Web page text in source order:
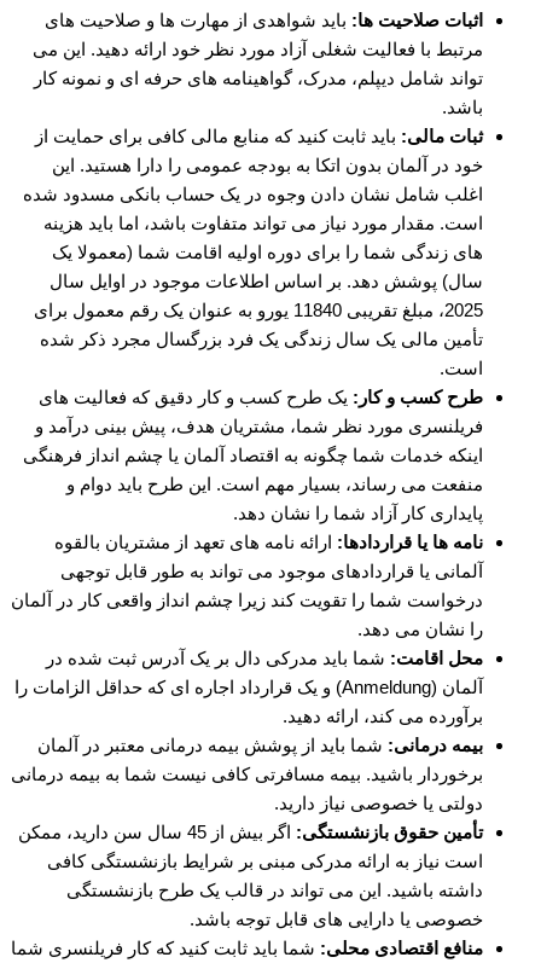
اثبات صلاحیت ها: باید شواهدی از مهارت ها و صلاحیت های
مرتبط با فعالیت شغلی آزاد مورد نظر خود ارائه دهید. این می
تواند شامل دیپلم، مدرک، گواهینامه های حرفه ای و نمونه کار
باشد.
ثبات مالی: باید ثابت کنید که منابع مالی کافی برای حمایت از
خود در آلمان بدون اتکا به بودجه عمومی را دارا هستید. این
اغلب شامل نشان دادن وجوه در یک حساب بانکی مسدود شده
است. مقدار مورد نیاز می تواند متفاوت باشد، اما باید هزینه
های زندگی شما را برای دوره اولیه اقامت شما (معمولا یک
سال) پوشش دهد. بر اساس اطلاعات موجود در اوایل سال
2025، مبلغ تقریبی 11840 یورو به عنوان یک رقم معمول برای
تأمین مالی یک سال زندگی یک فرد بزرگسال مجرد ذکر شده
است.
طرح کسب و کار: یک طرح کسب و کار دقیق که فعالیت های
فریلنسری مورد نظر شما، مشتریان هدف، پیش بینی درآمد و
اینکه خدمات شما چگونه به اقتصاد آلمان یا چشم انداز فرهنگی
منفعت می رساند، بسیار مهم است. این طرح باید دوام و
پایداری کار آزاد شما را نشان دهد.
نامه ها یا قراردادها: ارائه نامه های تعهد از مشتریان بالقوه
آلمانی یا قراردادهای موجود می تواند به طور قابل توجهی
درخواست شما را تقویت کند زیرا چشم انداز واقعی کار در آلمان
را نشان می دهد.
محل اقامت: شما باید مدرکی دال بر یک آدرس ثبت شده در
آلمان (Anmeldung) و یک قرارداد اجاره ای که حداقل الزامات را
برآورده می کند، ارائه دهید.
بیمه درمانی: شما باید از پوشش بیمه درمانی معتبر در آلمان
برخوردار باشید. بیمه مسافرتی کافی نیست شما به بیمه درمانی
دولتی یا خصوصی نیاز دارید.
تأمین حقوق بازنشستگی:
اگر بیش از 45 سال سن دارید، ممکن
است نیاز به ارائه مدرکی مبنی بر شرایط بازنشستگی کافی
داشته باشید. این می تواند در قالب یک طرح بازنشستگی
خصوصی یا دارایی های قابل توجه باشد.
منافع اقتصادی محلی: شما باید ثابت کنید که کار فریلنسری شما